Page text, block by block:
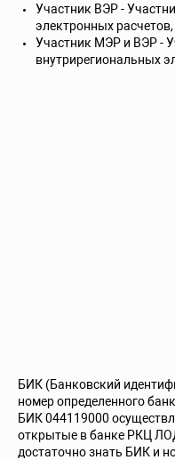
Участник ВЭР -
электронных расчетов,
Участник МЭР и ВЭР -
внутрирегиональных
БИК (Банковский
номер определенного
БИК 044119000
открытые в банке РКЦ
достаточно знать БИК и